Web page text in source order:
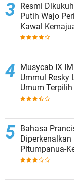
Resmi
Putih Wajo
Kawal
Merah Putih
Musycab IX
Ummul Resky
Umum Terpilih
Bahasa
Pitumpanua-
Unhas di Wajo